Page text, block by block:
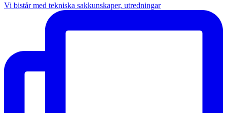
Vi bistår med tekniska sakkunskaper, utredningar